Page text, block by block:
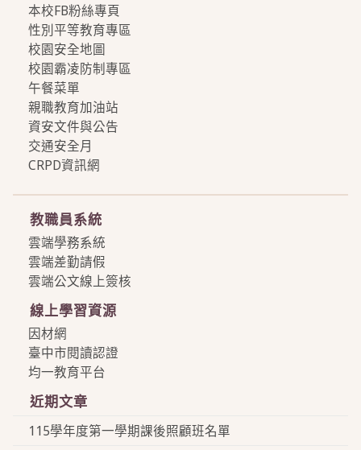
本校FB粉絲專頁
性別平等教育專區
校園安全地圖
校園霸凌防制專區
午餐菜單
親職教育加油站
資安文件與公告
交通安全月
CRPD資訊網
教職員系統
雲端學務系統
雲端差勤請假
雲端公文線上簽核
線上學習資源
因材網
臺中市閱讀認證
均一教育平台
近期文章
115學年度第一學期課後照顧班名單